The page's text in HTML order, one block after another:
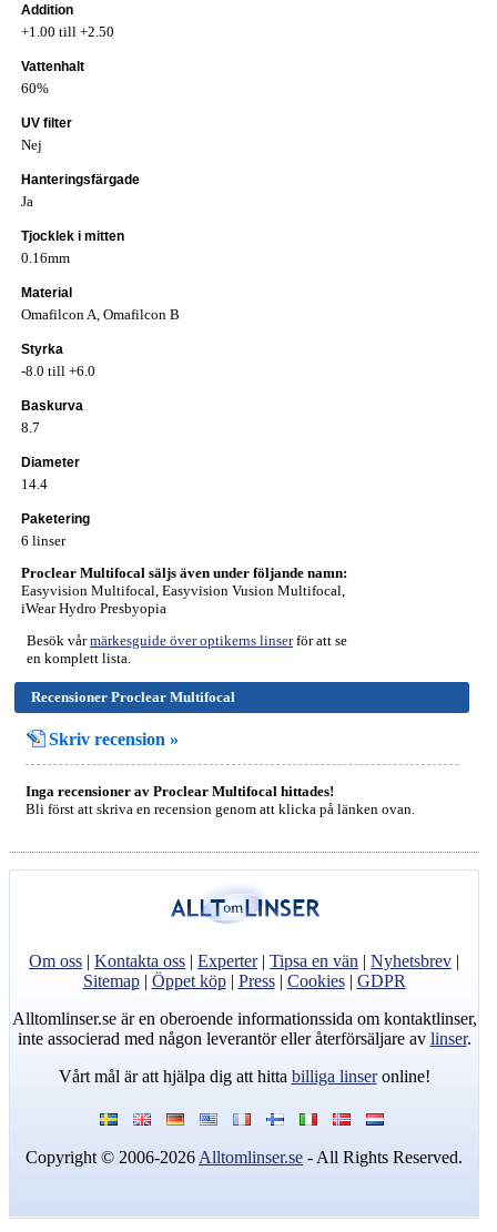
Addition
+1.00 till +2.50
Vattenhalt
60%
UV filter
Nej
Hanteringsfärgade
Ja
Tjocklek i mitten
0.16mm
Material
Omafilcon A, Omafilcon B
Styrka
-8.0 till +6.0
Baskurva
8.7
Diameter
14.4
Paketering
6 linser
Proclear Multifocal säljs även under följande namn:
Easyvision Multifocal Easyvision Vusion Multifocal
iWear Hydro Presbyopia
Besök vårmärkesguide över optikerns linserför att se
en komplett lista.
Recensioner Proclear Multifocal
Skriv recension »
Inga recensioner av Proclear Multifocal hittades!
Bli först att skriva en recension genom att klicka på länken ovan.
Om oss |Kontakta oss |Experter|Tipsa en vän |Nyhetsbrev |
Sitemap| Öppet köp| Press| Cookies| GDPR
Alltomlinser.se är en oberoende informationssida om kontaktlinser,
inte associerad med någon leverantör eller återförsäljare av linser.
Vårt mål är att hjälpa dig att hitta billiga linseronline!
Copyright © 2006-2026 Alltomlinser.se - All Rights Reserved.